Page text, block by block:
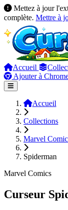
Mettez à jour
complète. Mettre à
Accueil
Ajouter à
Accueil
Collections
Marvel
Spiderman
Marvel Comics
Curseur